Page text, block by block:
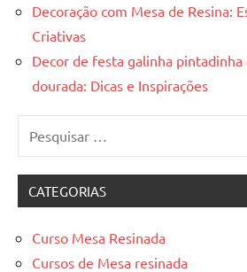
Decoração com Mesa de Resina:
Criativas
Decor de festa galinha pintadinha
dourada: Dicas e Inspirações
CATEGORIAS
Curso Mesa Resinada
Cursos de Mesa resinada